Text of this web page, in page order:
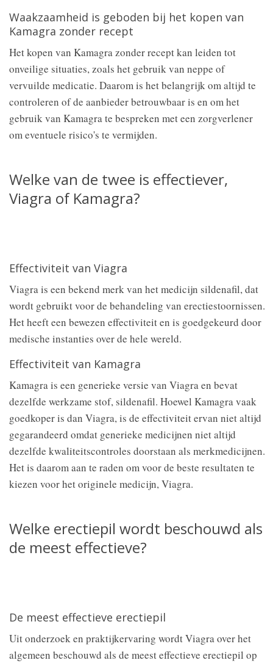
Waakzaamheid is geboden bij het kopen van
Kamagra zonder recept
Het kopen van Kamagra zonder recept kan leiden tot
onveilige situaties, zoals het gebruik van neppe of
vervuilde medicatie. Daarom is het belangrijk om altijd te
controleren of de aanbieder betrouwbaar is en om het
gebruik van Kamagra te bespreken met een zorgverlener
om eventuele risico's te vermijden.
Welke van de twee is effectiever,
Viagra of Kamagra?
Effectiviteit van Viagra
Viagra is een bekend merk van het medicijn sildenafil, dat
wordt gebruikt voor de behandeling van erectiestoornissen.
Het heeft een bewezen effectiviteit en is goedgekeurd door
medische instanties over de hele wereld.
Effectiviteit van Kamagra
Kamagra is een generieke versie van Viagra en bevat
dezelfde werkzame stof, sildenafil. Hoewel Kamagra vaak
goedkoper is dan Viagra, is de effectiviteit ervan niet altijd
gegarandeerd omdat generieke medicijnen niet altijd
dezelfde kwaliteitscontroles doorstaan als merkmedicijnen.
Het is daarom aan te raden om voor de beste resultaten te
kiezen voor het originele medicijn, Viagra.
Welke erectiepil wordt beschouwd als
de meest effectieve?
De meest effectieve erectiepil
Uit onderzoek en praktijkervaring wordt Viagra over het
algemeen beschouwd als de meest effectieve erectiepil op